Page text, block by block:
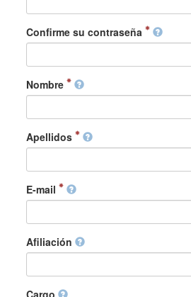
Confirme su contraseña
Nombre
Apellidos
E-mail
Afiliación
Cargo